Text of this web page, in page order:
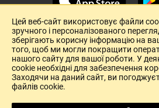
Розміщення реклами
Цей веб-сайт використовує файли
зручного і персоналізованого
зберігають корисну інформацію на
того, щоб ми могли покращити
нашого сайту для вашої роботи. У
cookie необхідні для забезпечення
Заходячи на даний сайт, ви
файлів cookie.